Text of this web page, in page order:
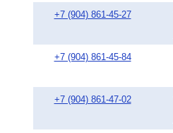
+7 (904) 861-45-27
+7 (904) 861-45-84
+7 (904) 861-47-02